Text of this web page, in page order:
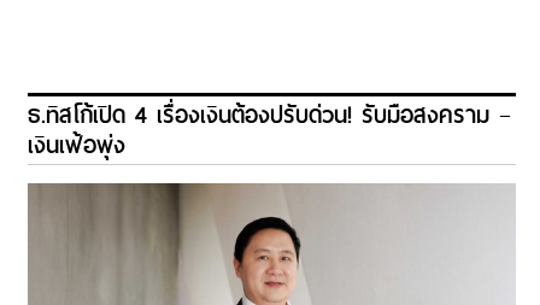
ธ.ทิสโก้เปิด 4 เรื่องเงินต้องปรับด่วน! รับมือสงคราม –
เงินเฟ้อพุ่ง